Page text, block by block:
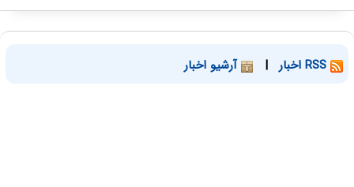
| آرشیو اخبار